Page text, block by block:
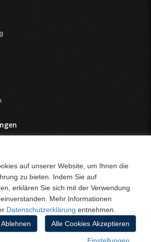
auf unserer Website, um Ihnen die
zu bieten. Indem Sie auf
erklären Sie sich mit der Verwendung
Mehr Informationen
Datenschutzerklärung entnehmen.
Alle Cookies Akzeptieren
Ablehnen